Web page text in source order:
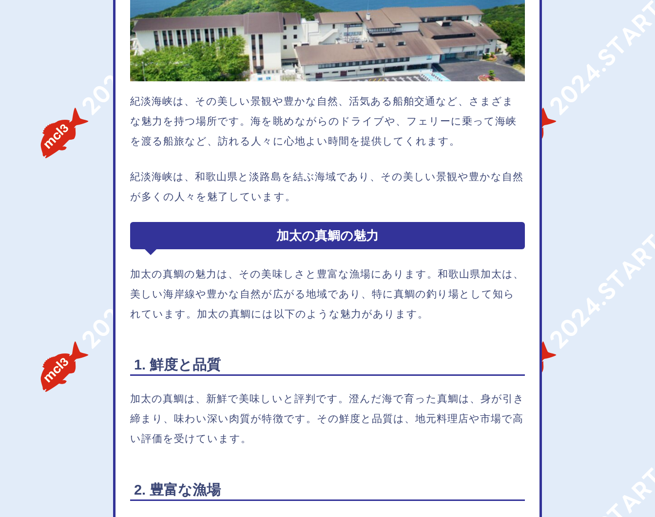
紀淡海峡は、その美しい景観や豊かな自然、活気ある船舶交通など、さまざま
な魅力を持つ場所です。海を眺めながらのドライブや、フェリーに乗って海峡
を渡る船旅など、訪れる人々に心地よい時間を提供してくれます。
紀淡海峡は、和歌山県と淡路島を結ぶ海域であり、その美しい景観や豊かな自然
が多くの人々を魅了しています。
加太の真鯛の魅力
加太の真鯛の魅力は、その美味しさと豊富な漁場にあります。和歌山県加太は、
美しい海岸線や豊かな自然が広がる地域であり、特に真鯛の釣り場として知ら
れています。加太の真鯛には以下のような魅力があります。
1. 鮮度と品質
加太の真鯛は、新鮮で美味しいと評判です。澄んだ海で育った真鯛は、身が引き
締まり、味わい深い肉質が特徴です。その鮮度と品質は、地元料理店や市場で高
い評価を受けています。
2. 豊富な漁場